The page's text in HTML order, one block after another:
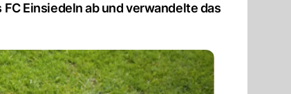
Einsiedeln ab und verwandelte das